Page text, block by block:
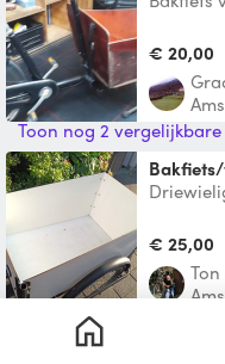
€ 20,00
Toon nog 2
€ 25,00
Ton
Deze